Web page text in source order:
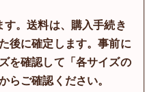
。送料は、購入手続き
後に確定します。事前に
を確認して「各サイズの
らご確認ください。